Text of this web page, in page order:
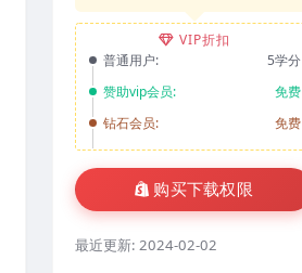
VIP折扣
普通用户:
5学分
赞助vip会员:
免费
钻石会员:
免费
购买下载权限
最近更新: 2024-02-02